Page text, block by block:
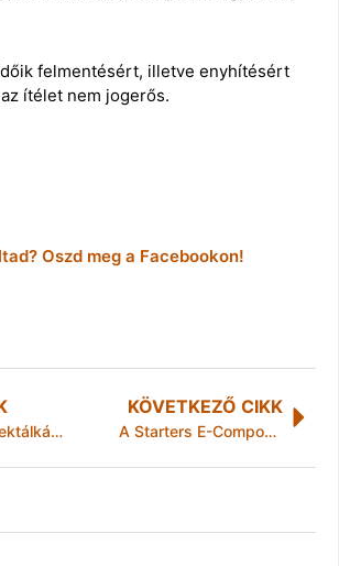
felmentésért, illetve enyhítésért
ítélet nem jogerős.
Oszd meg a Facebookon!
Nébih: gyermektálkát vontak ki a forgalomból
KÖVETKEZŐ CIKK
A Starters E-Components Generators Automotive Hungary Kft. és a Miskolci Egyetem összefog az utánpótlásnevelés érdekében